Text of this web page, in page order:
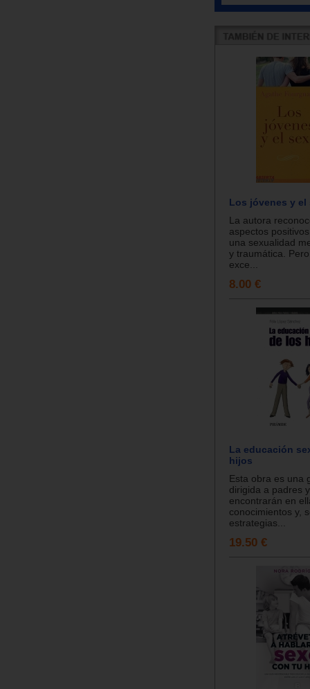
Los jóvenes y el
La autora
aspectos
una sexualidad
y traumática.
exce...
8.00 €
La educación
hijos
Esta obra es una
dirigida a padres
encontrarán en
conocimientos y,
estrategias...
19.50 €